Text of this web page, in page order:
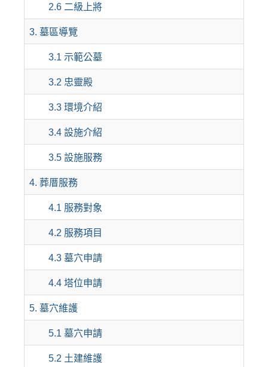
2.6 二級上將
3. 墓區導覽
3.1 示範公墓
3.2 忠靈殿
3.3 環境介紹
3.4 設施介紹
3.5 設施服務
4. 葬厝服務
4.1 服務對象
4.2 服務項目
4.3 墓穴申請
4.4 塔位申請
5. 墓穴維護
5.1 墓穴申請
5.2 土建維護